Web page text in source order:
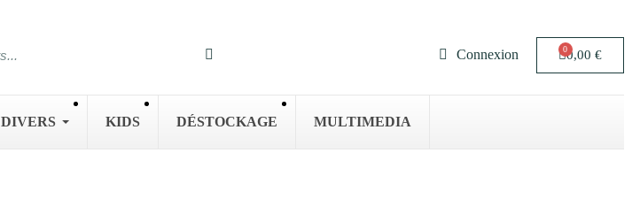
Connexion 0,00 €
DIVERS KIDS DÉSTOCKAGE MULTIMEDIA